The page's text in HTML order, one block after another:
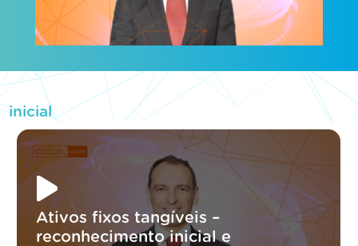
inicial
Ativos fixos tangíveis –
reconhecimento inicial e